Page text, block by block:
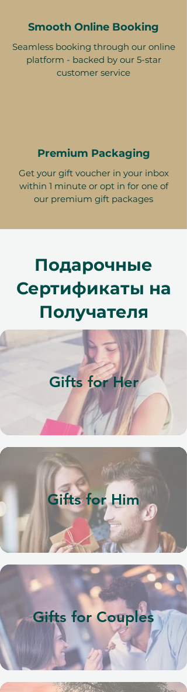
Smooth Online Booking
Seamless booking through our online
platform - backed by our 5-star
customer service
Premium Packaging
Get your gift voucher in your inbox
within 1 minute or opt in for one of
our premium gift packages
Подарочные
Сертификаты на
Получателя
Gifts for Her
Gifts for Him
Gifts for Couples